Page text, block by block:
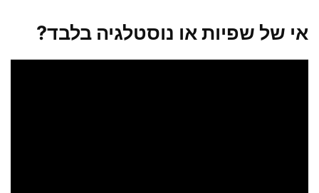
אי של שפיות או נוסטלגיה בלבד?